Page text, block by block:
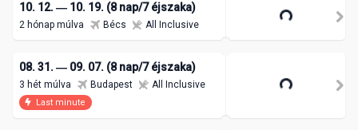
10. 12. ― 10. 19. (8 nap/7 éjszaka)
2 hónap múlva Bécs All Inclusive
08. 31. ― 09. 07. (8 nap/7 éjszaka)
3 hét múlva Budapest All Inclusive
Last minute